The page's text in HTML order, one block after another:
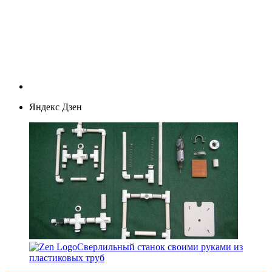
Яндекс Дзен
Сверлильный станок своими руками из
пластиковых труб